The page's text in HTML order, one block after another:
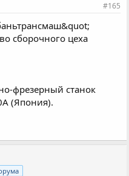
#165
сборочного цеха
фрезерный станок
(Япония).